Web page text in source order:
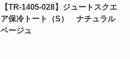
【TR-1405-028】ジュートスクエ
ア保冷トート（S） ナチュラル
ベージュ